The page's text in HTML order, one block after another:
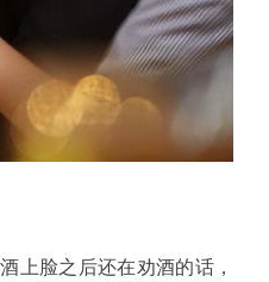
上脸之后还在劝酒的话，